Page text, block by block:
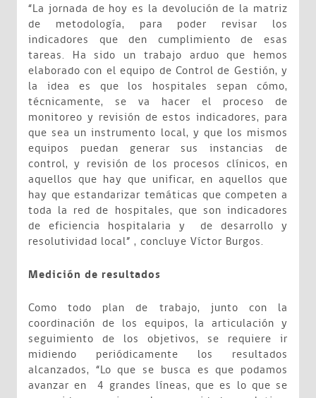
“La jornada de hoy es la devolución de la matriz
de metodología, para poder revisar los
indicadores que den cumplimiento de esas
tareas. Ha sido un trabajo arduo que hemos
elaborado con el equipo de Control de Gestión, y
la idea es que los hospitales sepan cómo,
técnicamente, se va hacer el proceso de
monitoreo y revisión de estos indicadores, para
que sea un instrumento local, y que los mismos
equipos puedan generar sus instancias de
control, y revisión de los procesos clínicos, en
aquellos que hay que unificar, en aquellos que
hay que estandarizar temáticas que competen a
toda la red de hospitales, que son indicadores
de eficiencia hospitalaria y de desarrollo y
resolutividad local” , concluye Víctor Burgos.
Medición de resultados
Como todo plan de trabajo, junto con la
coordinación de los equipos, la articulación y
seguimiento de los objetivos, se requiere ir
midiendo periódicamente los resultados
alcanzados, “Lo que se busca es que podamos
avanzar en 4 grandes líneas, que es lo que se